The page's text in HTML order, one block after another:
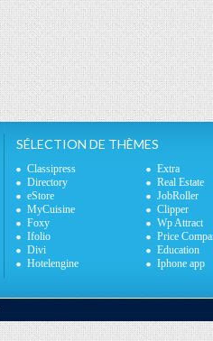
SÉLECTION DE THÈMES
Classipress
Extra
Directory
Real Estate
eStore
JobRoller
MyCuisine
Clipper
Foxy
Wp Attract
Ifolio
Price
Divi
Education
Hotelengine
Iphone app